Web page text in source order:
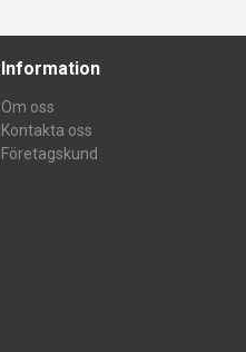
Information
Om oss
Kontakta oss
Företagskund